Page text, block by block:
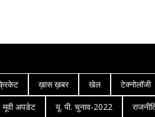
ख़ास ख़बर खेल टेक्नोलॉजी
मूवी अपडेट यू. पी. चुनाव-2022